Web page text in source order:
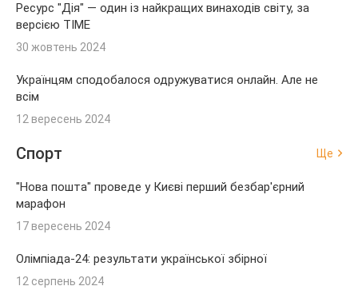
Ресурс "Дія" — один із найкращих винаходів світу, за
версією TIME
30 жовтень 2024
Українцям сподобалося одружуватися онлайн. Але не
всім
12 вересень 2024
Спорт Ще
"Нова пошта" проведе у Києві перший безбар'єрний
марафон
17 вересень 2024
Олімпіада-24: результати української збірної
12 серпень 2024